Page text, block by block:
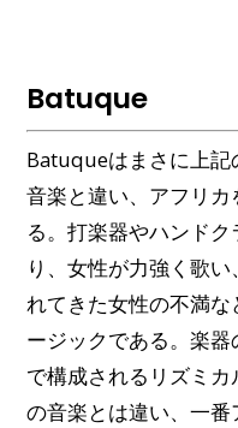
Batuque
Batuqueはまさに上記
音楽と違い、アフリ
る。打楽器やハンド
り、女性が力強く歌
れてきた女性の不満
ージックである。楽
で構成されるリズミ
の音楽とは違い、一